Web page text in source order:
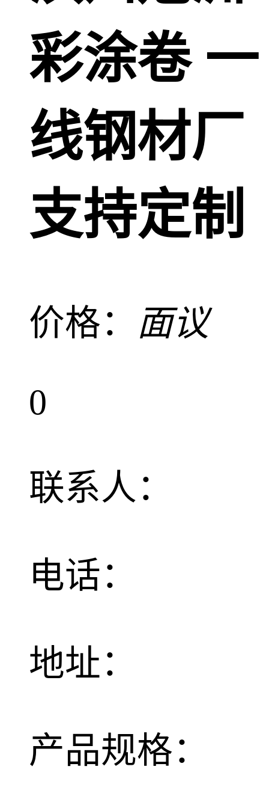
彩涂卷 一
线钢材厂
支持定制
价格： 面议
0
联系人：
电话：
地址：
产品规格：